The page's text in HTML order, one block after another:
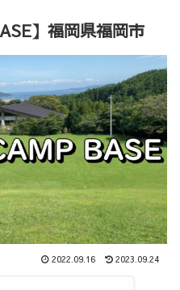
】福岡県福岡市
2022.09.16 2023.09.24